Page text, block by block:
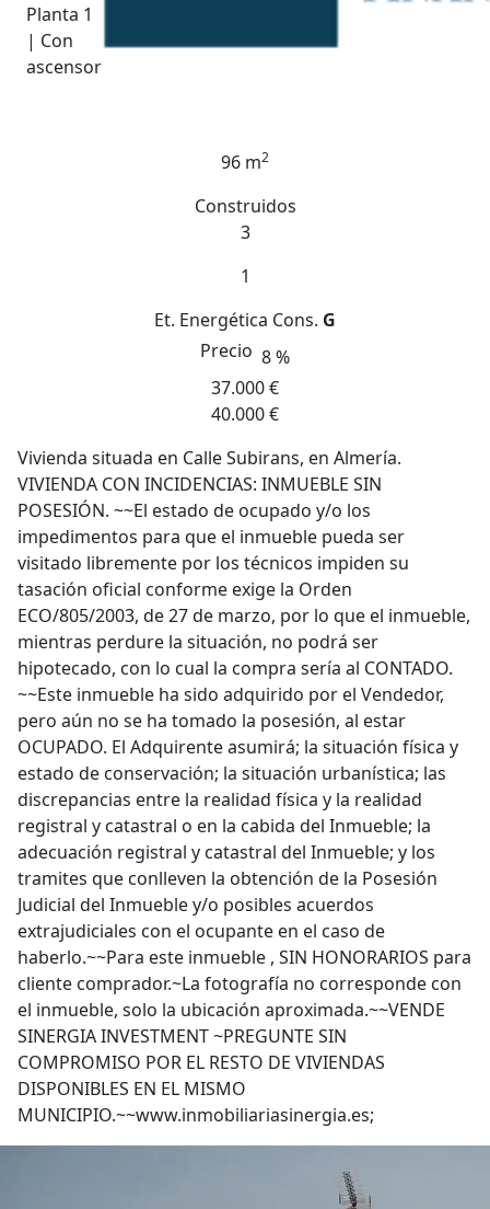
Planta 1
| Con
ascensor
96 m2
Construidos
3
1
Et. Energética Cons. G
Precio 8 %
37.000 €
40.000 €
Vivienda situada en Calle Subirans, en Almería.
VIVIENDA CON INCIDENCIAS: INMUEBLE SIN
POSESIÓN. ~~El estado de ocupado y/o los
impedimentos para que el inmueble pueda ser
visitado libremente por los técnicos impiden su
tasación oficial conforme exige la Orden
ECO/805/2003, de 27 de marzo, por lo que el inmueble,
mientras perdure la situación, no podrá ser
hipotecado, con lo cual la compra sería al CONTADO.
~~Este inmueble ha sido adquirido por el Vendedor,
pero aún no se ha tomado la posesión, al estar
OCUPADO. El Adquirente asumirá; la situación física y
estado de conservación; la situación urbanística; las
discrepancias entre la realidad física y la realidad
registral y catastral o en la cabida del Inmueble; la
adecuación registral y catastral del Inmueble; y los
tramites que conlleven la obtención de la Posesión
Judicial del Inmueble y/o posibles acuerdos
extrajudiciales con el ocupante en el caso de
haberlo.~~Para este inmueble , SIN HONORARIOS para
cliente comprador.~La fotografía no corresponde con
el inmueble, solo la ubicación aproximada.~~VENDE
SINERGIA INVESTMENT ~PREGUNTE SIN
COMPROMISO POR EL RESTO DE VIVIENDAS
DISPONIBLES EN EL MISMO
MUNICIPIO.~~www.inmobiliariasinergia.es;